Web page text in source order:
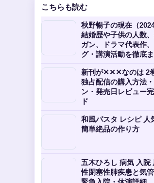
こちらも読む
秋野暢子の現在（
結婚歴や子供の人数、
ガン、ドラマ代表作
グ・講演活動を徹底
新刊が✕✕✕なのは 2
独占配信の購入方法
ン・発売日レビュー
ド
和風パスタ レシピ 人
簡単絶品の作り方
五木ひろし 病気 入院
性閉塞性肺疾患と気